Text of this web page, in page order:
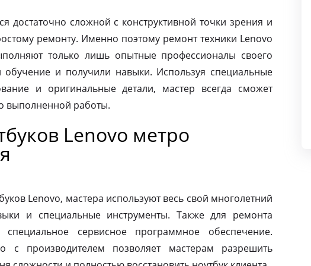
достаточно сложной с конструктивной точки зрения и
ремонту. Именно поэтому ремонт техники Lenovo
только лишь опытные профессионалы своего
и получили навыки. Используя специальные
и оригинальные детали, мастер всегда сможет
выполненной работы.
Lenovo метро
Lenovo, мастера используют весь свой многолетний
и специальные инструменты. Также для ремонта
специальное сервисное программное обеспечение.
с производителем позволяет мастерам разрешить